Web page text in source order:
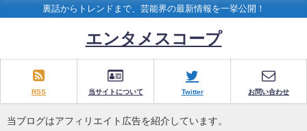
裏話からトレンドまで、芸能界の最新情報を一挙公開！
エンタメスコープ
RSS 当サイトについて Twitter お問い合わせ
当ブログはアフィリエイト広告を紹介しています。